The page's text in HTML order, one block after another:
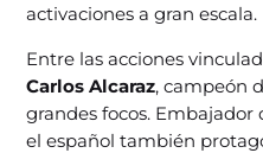
activaciones a gran escala.
Entre las acciones
Carlos Alcaraz, campeón
grandes focos. Embajador
el español también